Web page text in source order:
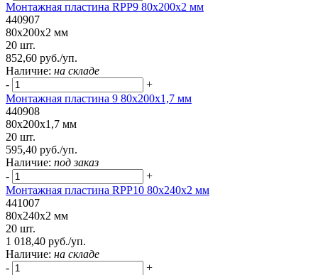
Монтажная пластина RPP9 80x200x2 мм
440907
80x200x2 мм
20 шт.
852,60 руб./уп.
Наличие: на складе
-
+
Монтажная пластина 9 80x200x1,7 мм
440908
80x200x1,7 мм
20 шт.
595,40 руб./уп.
Наличие: под заказ
-
+
Монтажная пластина RPP10 80x240x2 мм
441007
80x240x2 мм
20 шт.
1 018,40 руб./уп.
Наличие: на складе
-
+